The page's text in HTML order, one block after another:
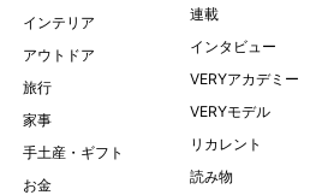
インテリア
アウトドア
旅行
家事
手土産・ギフト
お金
連載
インタビュー
VERYアカデミー
VERYモデル
リカレント
読み物